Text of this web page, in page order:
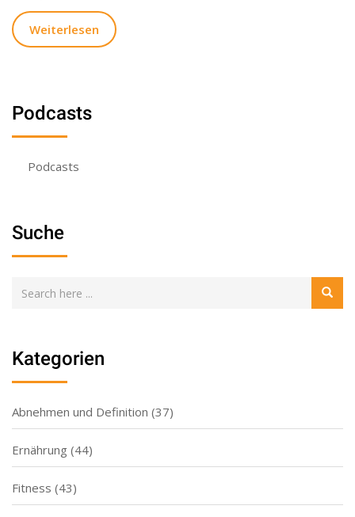
Weiterlesen
Podcasts
Podcasts
Suche
Kategorien
Abnehmen und Definition (37)
Ernährung (44)
Fitness (43)